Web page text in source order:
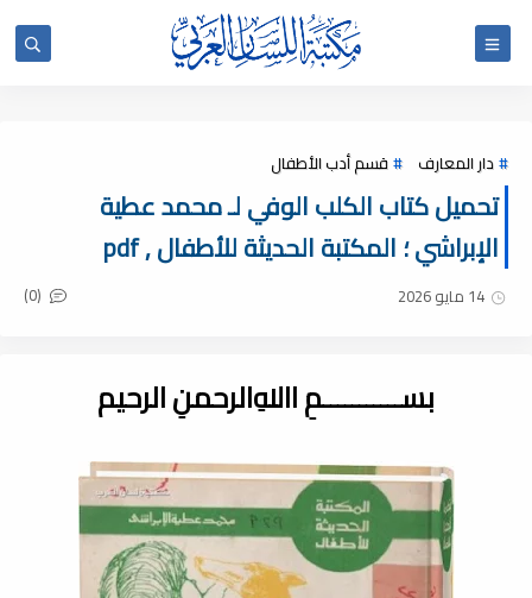
دار المعارف قسم أدب الأطفال
تحميل كتاب الكلب الوفي لـ محمد عطية
الإبراشي ؛ المكتبة الحديثة للأطفال , pdf
14 مايو 2026 (0)
بســـــــــــمِ اﷲِالرحمنِ الرحيم